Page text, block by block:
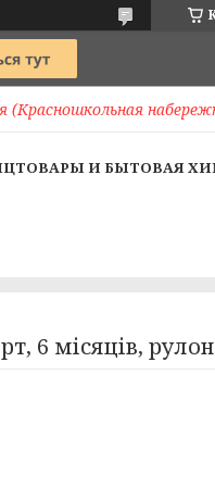
(Красношкольная
И БЫТОВАЯ
6 місяців, рулон